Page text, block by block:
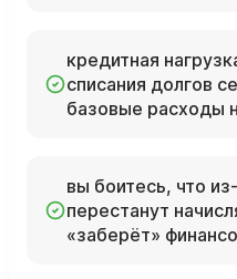
кредитная
списания долгов
базовые расходы
вы боитесь, что
перестанут
«заберёт»